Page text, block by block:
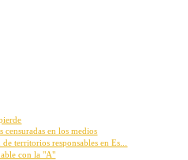
censuradas en los medios
territorios responsables en Es...
con la "A"